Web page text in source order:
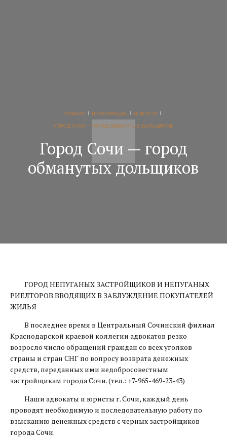
ГЛАВНАЯ ИНФОРМАЦИЯ НОВОСТИ
ГОРОД СОЧИ — ГОРОД ОБМАНУТЫХ ДОЛЬЩИКОВ
Город Сочи — город
обманутых дольщиков
ГОРОД НЕПУГАНЫХ ЗАСТРОЙЩИКОВ И НЕПУГАНЫХ
РИЕЛТОРОВ ВВОДЯЩИХ В ЗАБЛУЖДЕНИЕ ПОКУПАТЕЛЕЙ
ЖИЛЬЯ
В последнее время в Центральный Сочинский филиал
Краснодарской краевой коллегии адвокатов резко
возросло число обращений граждан со всех уголков
страны и стран СНГ по вопросу возврата денежных
средств, переданных ими недобросовестным
застройщикам города Сочи. (тел.: +7-965-469-23-43)
Наши адвокаты и юристы г. Сочи, каждый день
проводят необходимую и последовательную работу по
взысканию денежных средств с черных застройщиков
города Сочи.